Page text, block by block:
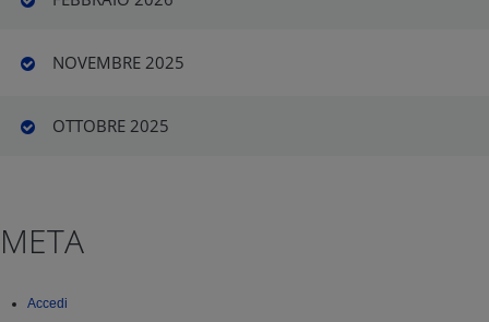
NOVEMBRE 2025
OTTOBRE 2025
META
Accedi